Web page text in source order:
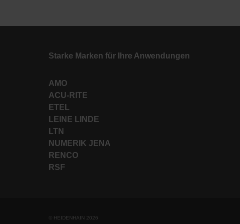
Starke Marken für Ihre Anwendungen
AMO
ACU-RITE
ETEL
LEINE LINDE
LTN
NUMERIK JENA
RENCO
RSF
© HEIDENHAIN 2026